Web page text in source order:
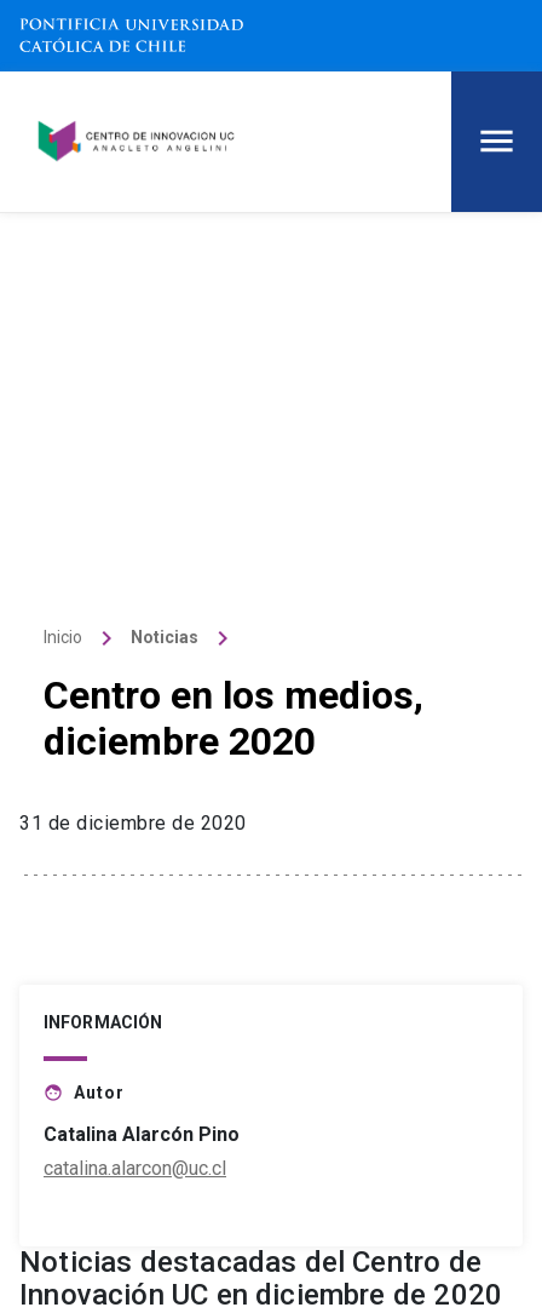
Inicio keyboard_arrow_right Noticias keyboard_arrow_right
Centro en los medios,
diciembre 2020
31 de diciembre de 2020
INFORMACIÓN
face Autor
Catalina Alarcón Pino
catalina.alarcon@uc.cl
Noticias destacadas del Centro de
Innovación UC en diciembre de 2020